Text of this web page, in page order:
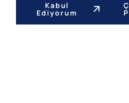
Kabul
Ediyorum